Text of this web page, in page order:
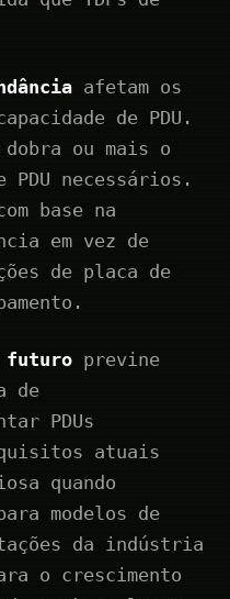
afetam os
de PDU.
dobra ou mais o
necessários.
base na
em vez de
de placa de
futuro previne
de
PDUs
atuais
quando
modelos de
da indústria
o crescimento